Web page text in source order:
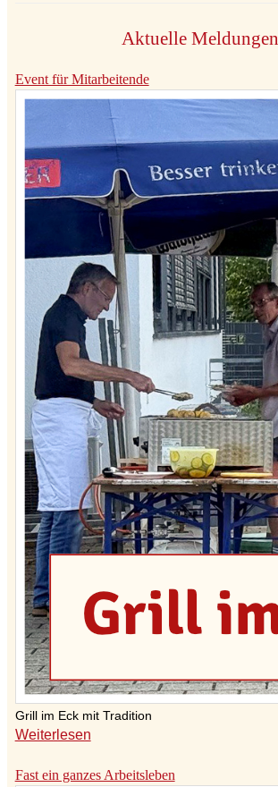
Aktuelle Meldungen
Event für Mitarbeitende
Grill im Eck mit Tradition
Weiterlesen
Fast ein ganzes Arbeitsleben